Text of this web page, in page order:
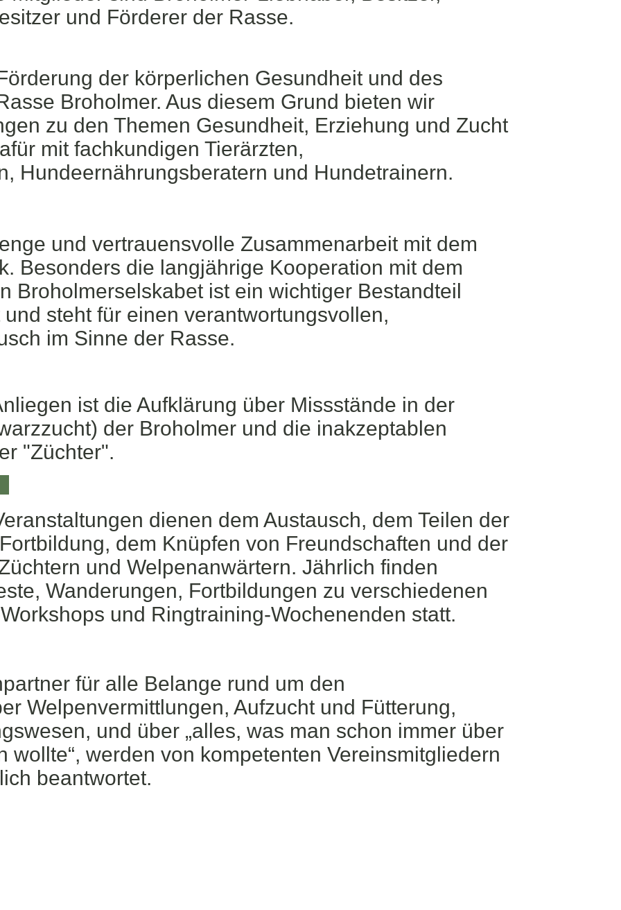
und Förderer der Rasse.
der körperlichen Gesundheit und des
Broholmer. Aus diesem Grund bieten wir
zu den Themen Gesundheit, Erziehung und Zucht
mit fachkundigen Tierärzten,
Hundeernährungsberatern und Hundetrainern.
und vertrauensvolle Zusammenarbeit mit dem
Besonders die langjährige Kooperation mit dem
Broholmerselskabet ist ein wichtiger Bestandteil
steht für einen verantwortungsvollen,
im Sinne der Rasse.
ist die Aufklärung über Missstände in der
der Broholmer und die inakzeptablen
"Züchter".
dienen dem Austausch, dem Teilen der
dem Knüpfen von Freundschaften und der
und Welpenanwärtern. Jährlich finden
Wanderungen, Fortbildungen zu verschiedenen
und Ringtraining-Wochenenden statt.
für alle Belange rund um den
Welpenvermittlungen, Aufzucht und Fütterung,
und über „alles, was man schon immer über
wollte“, werden von kompetenten Vereinsmitgliedern
beantwortet.